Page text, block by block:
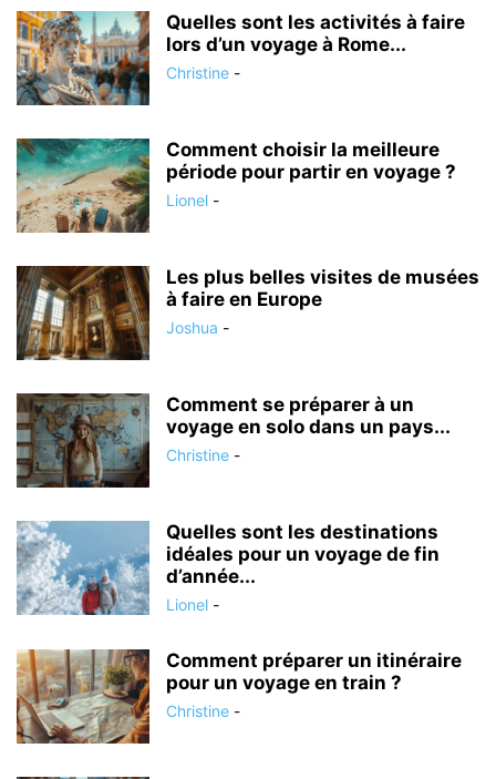
Quelles sont les activités à faire
lors d’un voyage à Rome...
Christine -
Comment choisir la meilleure
période pour partir en voyage ?
Lionel -
Les plus belles visites de musées
à faire en Europe
Joshua -
Comment se préparer à un
voyage en solo dans un pays...
Christine -
Quelles sont les destinations
idéales pour un voyage de fin
d’année...
Lionel -
Comment préparer un itinéraire
pour un voyage en train ?
Christine -